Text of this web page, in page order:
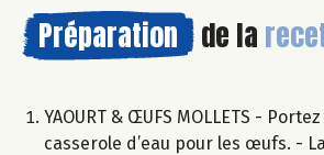
Préparation de la
YAOURT & ŒUFS MOLLETS -
casserole d’eau pour les œufs. -